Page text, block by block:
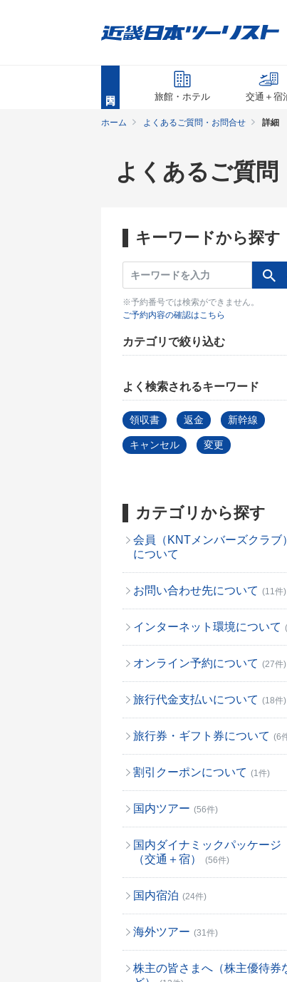
旅館・ホテル 交通＋宿
ホーム よくあるご質問・お問合せ 詳細
よくあるご質問
キーワードから探す
※予約番号では検索ができません。
ご予約内容の確認はこちら
カテゴリで絞り込む
よく検索されるキーワード
領収書 返金 新幹線
キャンセル 変更
カテゴリから探す
会員（KNTメンバーズクラブ）
について
お問い合わせ先について (11件)
インターネット環境について
オンライン予約について (27件)
旅行代金支払いについて (18件)
旅行券・ギフト券について (6
割引クーポンについて (1件)
国内ツアー (56件)
国内ダイナミックパッケージ
（交通＋宿）
(56件)
国内宿泊 (24件)
海外ツアー (31件)
株主の皆さまへ（株主優待券